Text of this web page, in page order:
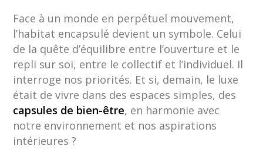
Face à un monde en perpétuel mouvement,
l’habitat encapsulé devient un symbole. Celui
de la quête d’équilibre entre l’ouverture et le
repli sur soi, entre le collectif et l’individuel. Il
interroge nos priorités. Et si, demain, le luxe
était de vivre dans des espaces simples, des
capsules de bien-être, en harmonie avec
notre environnement et nos aspirations
intérieures ?